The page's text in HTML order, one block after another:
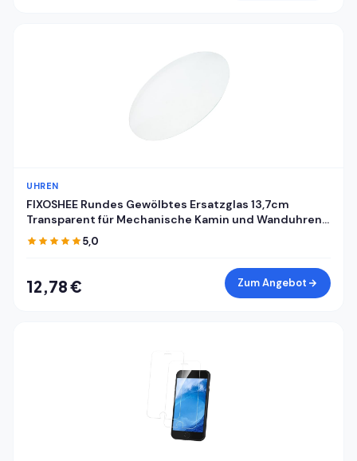
UHREN
FIXOSHEE Rundes Gewölbtes Ersatzglas 13,7cm
Transparent für Mechanische Kamin und Wanduhren
mit Uhrkuppel und Zifferblattabdeckung
5,0
12,78 € Zum Angebot